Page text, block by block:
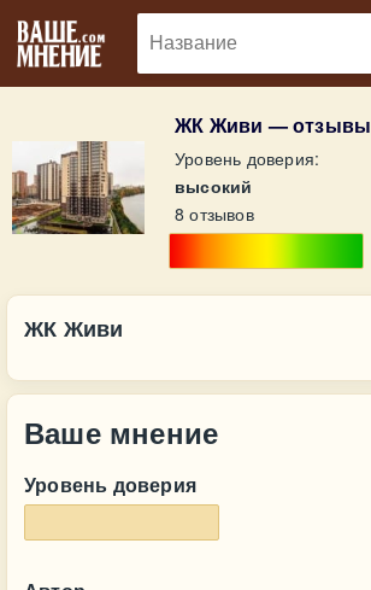
ЖК Живи — отзывы
Уровень доверия:
высокий
8 отзывов
ЖК Живи
Ваше мнение
Уровень доверия